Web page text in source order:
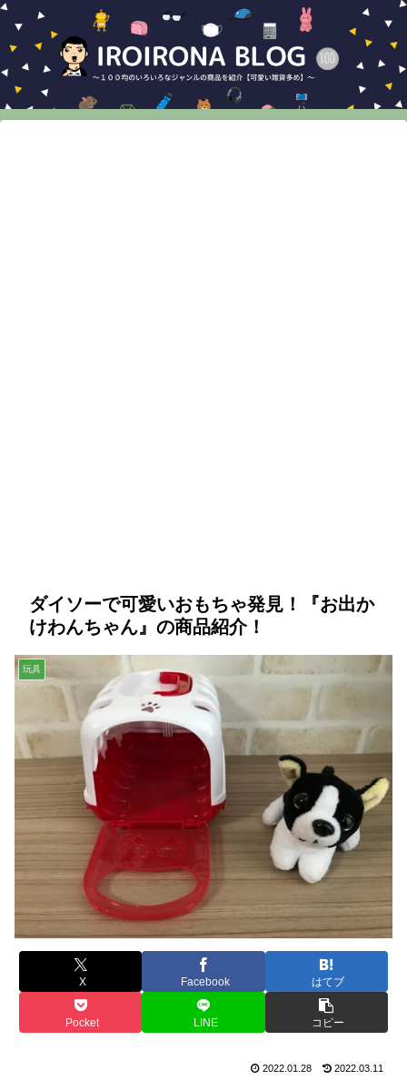
ダイソーで可愛いおもちゃ発見！『お出か
けわんちゃん』の商品紹介！
玩具
X Facebook はてブ
Pocket LINE コピー
2022.01.28 2022.03.11